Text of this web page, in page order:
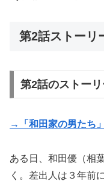
第2話ストーリ
第2話のストー
→「和田家の男たち
ある日、和田優（相
く。差出人は３年前